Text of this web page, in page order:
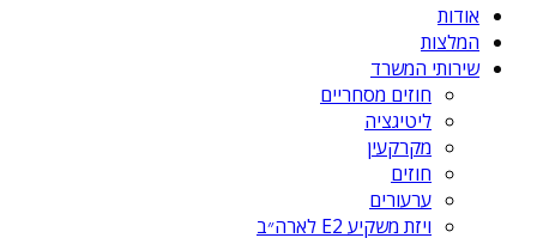
אודות
המלצות
שירותי המשרד
חוזים מסחריים
ליטיגציה
מקרקעין
חוזים
ערעורים
ויזת משקיע E2 לארה״ב